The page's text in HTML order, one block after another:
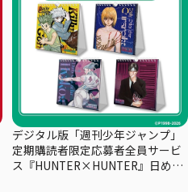
デジタル版「週刊少年ジャンプ」
定期購読者限定応募者全員サービ
ス『HUNTER×HUNTER』日めく